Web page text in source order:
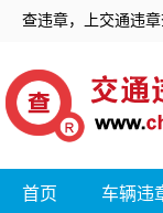
查违章，上交通违章
首页 车辆违